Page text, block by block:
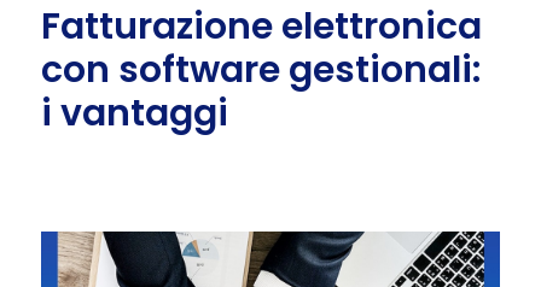
Fatturazione elettronica
con software gestionali:
i vantaggi